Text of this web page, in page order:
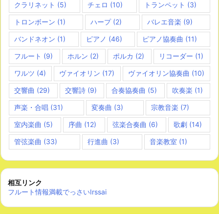
クラリネット (5) チェロ (10) トランペット (3)
トロンボーン (1) ハープ(2) バレエ音楽 (9)
バンドネオン (1) ピアノ (46) ピアノ協奏曲 (11)
フルート (9) ホルン (2) ポルカ (2) リコーダー (1)
ワルツ (4) ヴァイオリン (17) ヴァイオリン協奏曲 (10)
交響曲 (29) 交響詩(9) 合奏協奏曲 (5) 吹奏楽 (1)
声楽・合唱 (31) 変奏曲 (3) 宗教音楽 (7)
室内楽曲 (5) 序曲 (12) 弦楽合奏曲 (6) 歌劇(14)
管弦楽曲 (33) 行進曲 (3) 音楽教室 (1)
相互リンク
フルート情報満載でっさいIrssai